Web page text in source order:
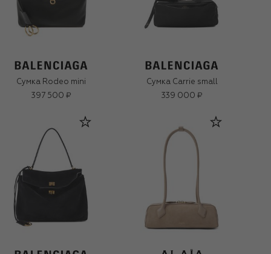
Сумка Rodeo mini
397 500 ₽
Сумка Carrie small
339 000 ₽